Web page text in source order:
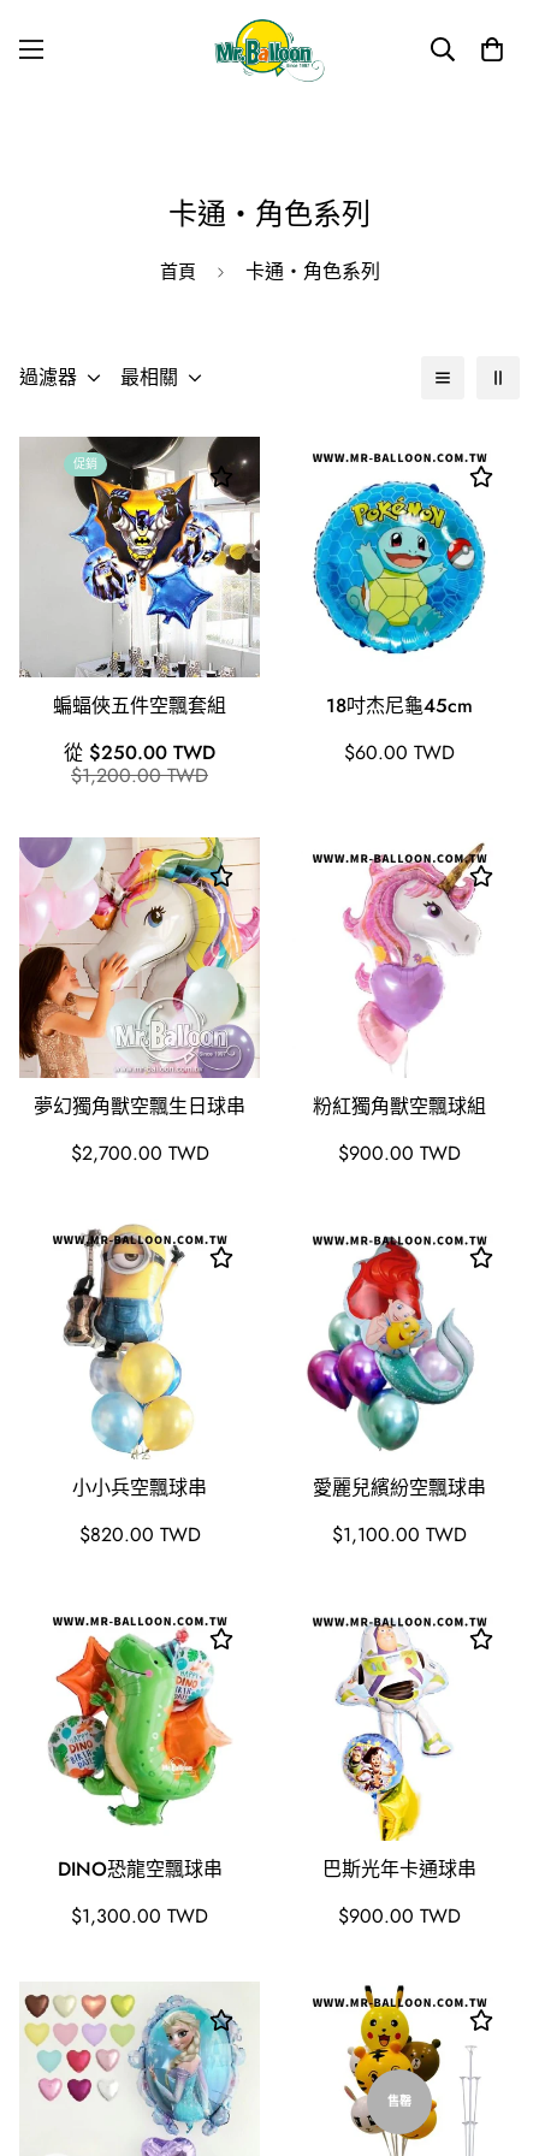
卡通・角色系列
首頁 卡通・角色系列
過濾器 最相關
促銷
蝙蝠俠五件空飄套組
銷
售
從 $250.00 TWD
原
價
$1,200.00 TWD
18吋杰尼龜45cm
原
$60.00 TWD
夢幻獨角獸空飄生日球串
原
$2,700.00 TWD
粉紅獨角獸空飄球組
原
$900.00 TWD
小小兵空飄球串
原
$820.00 TWD
愛麗兒繽紛空飄球串
原
$1,100.00 TWD
DINO恐龍空飄球串
原
$1,300.00 TWD
巴斯光年卡通球串
原
$900.00 TWD
售罄